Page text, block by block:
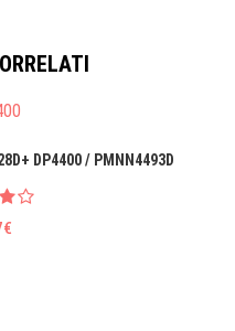
DP4400 / PMNN4493D